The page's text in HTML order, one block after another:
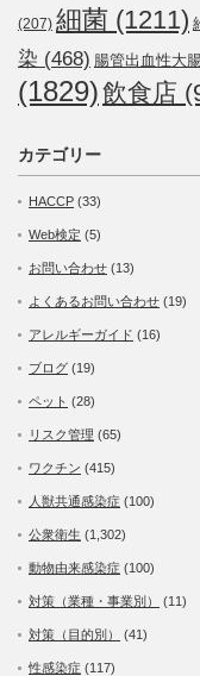
(207) 細菌 (1211)
染 (468) 腸管出血性大
(1829)飲食店
カテゴリー
HACCP (33)
Web検定 (5)
お問い合わせ (13)
よくあるお問い合わせ (19)
アレルギーガイド (16)
ブログ (19)
ペット (28)
リスク管理 (65)
ワクチン (415)
人獣共通感染症 (100)
公衆衛生 (1,302)
動物由来感染症 (100)
対策（業種・事業別） (11)
対策（目的別） (41)
性感染症 (117)